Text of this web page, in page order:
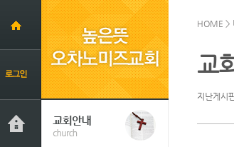
HOME >
교
지난게시